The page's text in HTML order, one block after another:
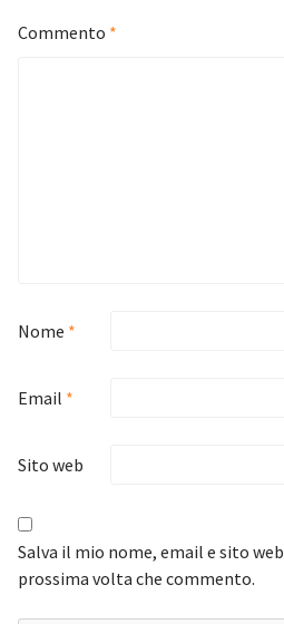
Commento *
Nome *
Email *
Sito web
Salva il mio nome, email e sito
prossima volta che commento.